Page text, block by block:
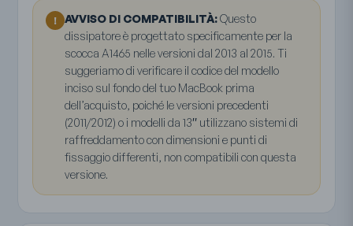
! AVVISO DI COMPATIBILITÀ:Questo
dissipatore è progettato specificamente per la
scocca A1465 nelle versioni dal 2013 al 2015. Ti
suggeriamo di verificare il codice del modello
inciso sul fondo del tuo MacBook prima
dell’acquisto, poiché le versioni precedenti
(2011/2012) o i modelli da 13″ utilizzano sistemi di
raffreddamento con dimensioni e punti di
fissaggio differenti, non compatibili con questa
versione.